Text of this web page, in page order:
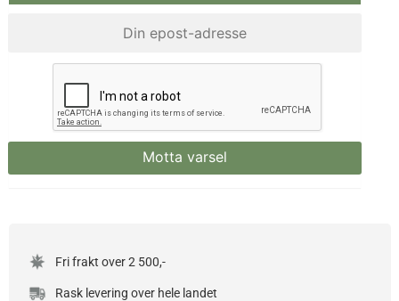
Fri frakt over 2 500,-
Rask levering over hele landet